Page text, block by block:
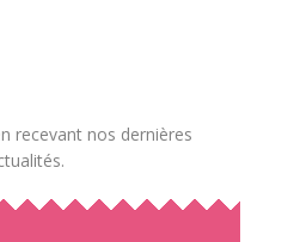
recevant nos dernières